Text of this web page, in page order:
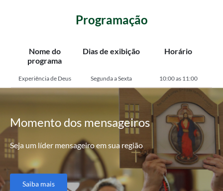
Programação
Nome do
programa
Dias de exibição Horário
Experiência de Deus Segunda a Sexta 10:00 as 11:00
Momentodos mensageiros
Seja um líder mensageiro em sua região
Saiba mais